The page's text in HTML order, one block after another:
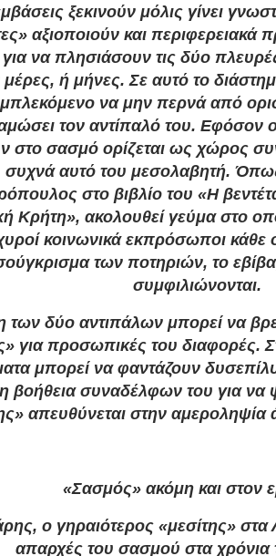
ξεκινούν μόλις γίνει
αξιοποιούν και
να πλησιάσουν τις δύο
μέρες, ή μήνες. Σε αυτό το
να μην περνά από
τον αντίπαλό του. Εφόσον
στο σασμό ορίζεται ως χώρος
συχνά αυτό του μεσολαβητή.
στο βιβλίο του «Η
Κρήτη», ακολουθεί γεύμα στο
κοινωνικά εκπρόσωποι κάθε
των ποτηριών, το
συμφιλιώνονται.
των δύο αντιπάλων μπορεί να
για προσωπικές του διαφορές.
μπορεί να φαντάζουν
βοήθεια συναδέλφων του για να
απευθύνεται στην
«Σασμός» ακόμη και στον
ο γηραιότερος «μεσίτης» στα
απαρχές του σασμού στα χρόνια